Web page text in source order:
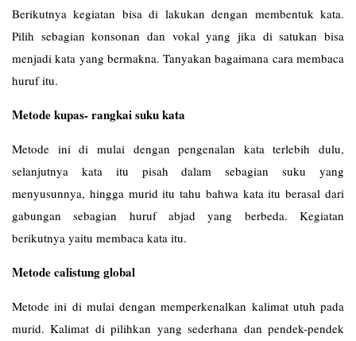
Berikutnya kegiatan bisa di lakukan dengan membentuk kata.
Pilih sebagian konsonan dan vokal yang jika di satukan bisa
menjadi kata yang bermakna. Tanyakan bagaimana cara membaca
huruf itu.
Metode kupas- rangkai suku kata
Metode ini di mulai dengan pengenalan kata terlebih dulu,
selanjutnya kata itu pisah dalam sebagian suku yang
menyusunnya, hingga murid itu tahu bahwa kata itu berasal dari
gabungan sebagian huruf abjad yang berbeda. Kegiatan
berikutnya yaitu membaca kata itu.
Metode calistung global
Metode ini di mulai dengan memperkenalkan kalimat utuh pada
murid. Kalimat di pilihkan yang sederhana dan pendek-pendek